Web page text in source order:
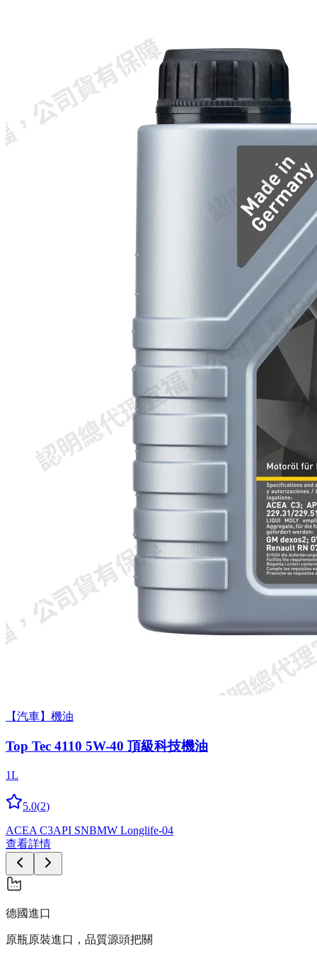
【汽車】機油
Top Tec 4110 5W-40 頂級科技機油
1L
5.0(2)
ACEA C3API SNBMW Longlife-04
查看詳情
德國進口
原瓶原裝進口，品質源頭把關